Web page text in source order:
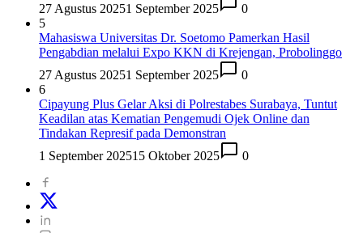
27 Agustus 20251 September 2025
0
5
Mahasiswa Universitas Dr. Soetomo Pamerkan Hasil
Pengabdian melalui Expo KKN di Krejengan, Probolinggo
27 Agustus 20251 September 2025
0
6
Cipayung Plus Gelar Aksi di Polrestabes Surabaya, Tuntut
Keadilan atas Kematian Pengemudi Ojek Online dan
Tindakan Represif pada Demonstran
1 September 202515 Oktober 2025 0